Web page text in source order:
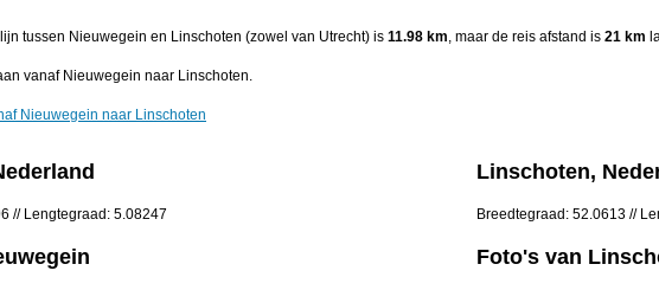
tussen Nieuwegein en Linschoten (zowel van Utrecht) is 11.98 km, maar de reis afstand is 21 km
vanaf Nieuwegein naar Linschoten.
Nieuwegein naar Linschoten
// Lengtegraad: 5.08247
Linschoten,
Breedtegraad: 52.0613 //
Foto's van